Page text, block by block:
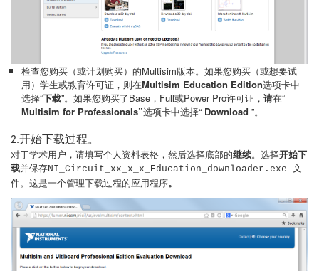
检查您购买（或计划购买）的Multisim版本。如果您购买（或想要试
用）学生或教育许可证，则在Multisim Education Edition选项卡中
选择“下载”。如果您购买了Base，Full或Power Pro许可证， 请在“
Multisim for Professionals”选项卡中选择“ Download ”。
2.开始下载过程。
对于学术用户，请填写个人资料表格，然后选择底部的继续。选择开始下
载并保存NI_Circuit_xx_x_x_Education_downloader.exe 文
件。这是一个管理下载过程的应用程序。